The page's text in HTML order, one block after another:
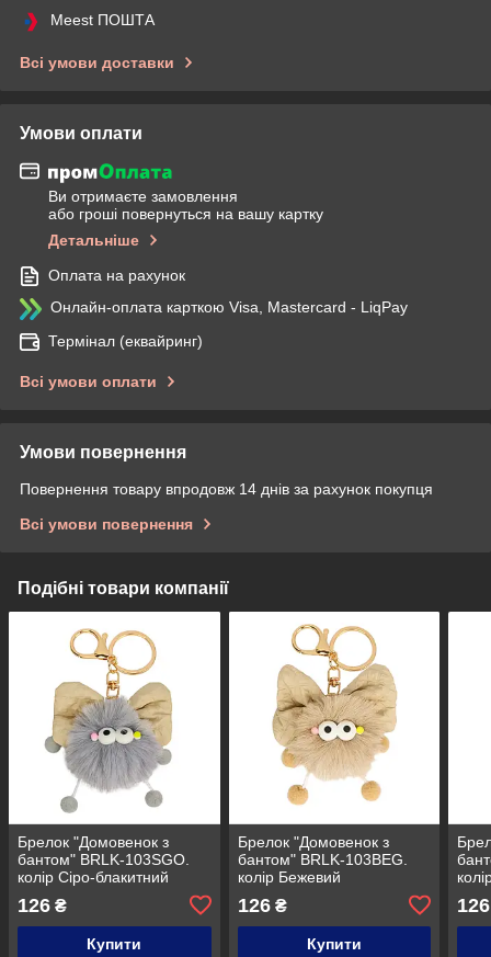
Meest ПОШТА
Всі умови доставки
Умови оплати
Ви отримаєте замовлення
або гроші повернуться на вашу картку
Детальніше
Оплата на рахунок
Онлайн-оплата карткою Visa, Mastercard - LiqPay
Термінал (еквайринг)
Всі умови оплати
Умови повернення
Повернення товару впродовж 14 днів за рахунок покупця
Всі умови повернення
Подібні товари компанії
Брелок "Домовенок з
бантом" BRLK-103SGO.
колір Сіро-блакитний
126 ₴
Купити
Брелок "Домовенок з
бантом" BRLK-103BEG.
колір Бежевий
126₴
Купити
126